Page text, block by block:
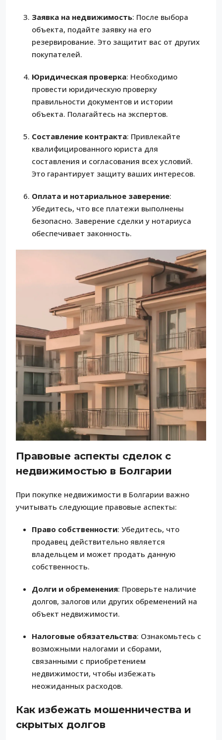
Заявка на недвижимость: После выбора
объекта, подайте заявку на его
резервирование. Это защитит вас от других
покупателей.
Юридическая проверка: Необходимо
провести юридическую проверку
правильности документов и истории
объекта. Полагайтесь на экспертов.
Составление контракта: Привлекайте
квалифицированного юриста для
составления и согласования всех условий.
Это гарантирует защиту ваших интересов.
Оплата и нотариальное заверение:
Убедитесь, что все платежи выполнены
безопасно. Заверение сделки у нотариуса
обеспечивает законность.
Правовые аспекты сделок с
недвижимостью в Болгарии
При покупке недвижимости в Болгарии важно
учитывать следующие правовые аспекты:
Право собственности: Убедитесь, что
продавец действительно является
владельцем и может продать данную
собственность.
Долги и обременения: Проверьте наличие
долгов, залогов или других обременений на
объект недвижимости.
Налоговые обязательства: Ознакомьтесь с
возможными налогами и сборами,
связанными с приобретением
недвижимости, чтобы избежать
неожиданных расходов.
Как избежать мошенничества и
скрытых долгов